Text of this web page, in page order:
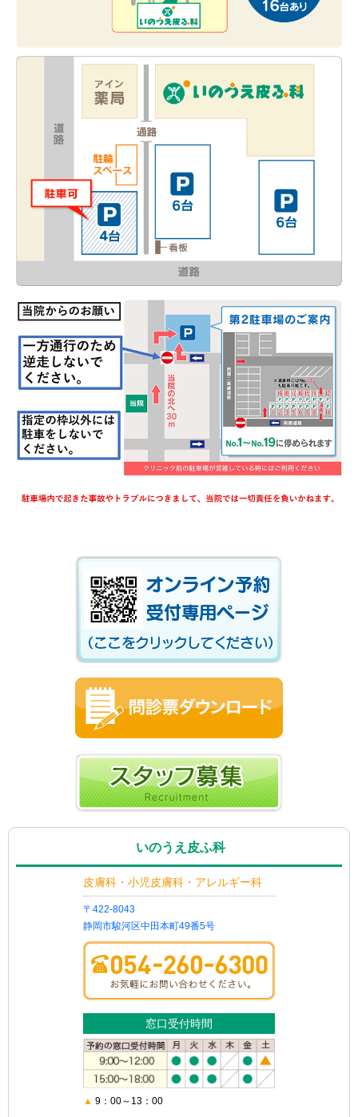
いのうえ皮ふ科
皮膚科・小児皮膚科・アレルギー科
〒422-8043
静岡市駿河区中田本町49番5号
窓口受付時間
▲ 9：00～13：00